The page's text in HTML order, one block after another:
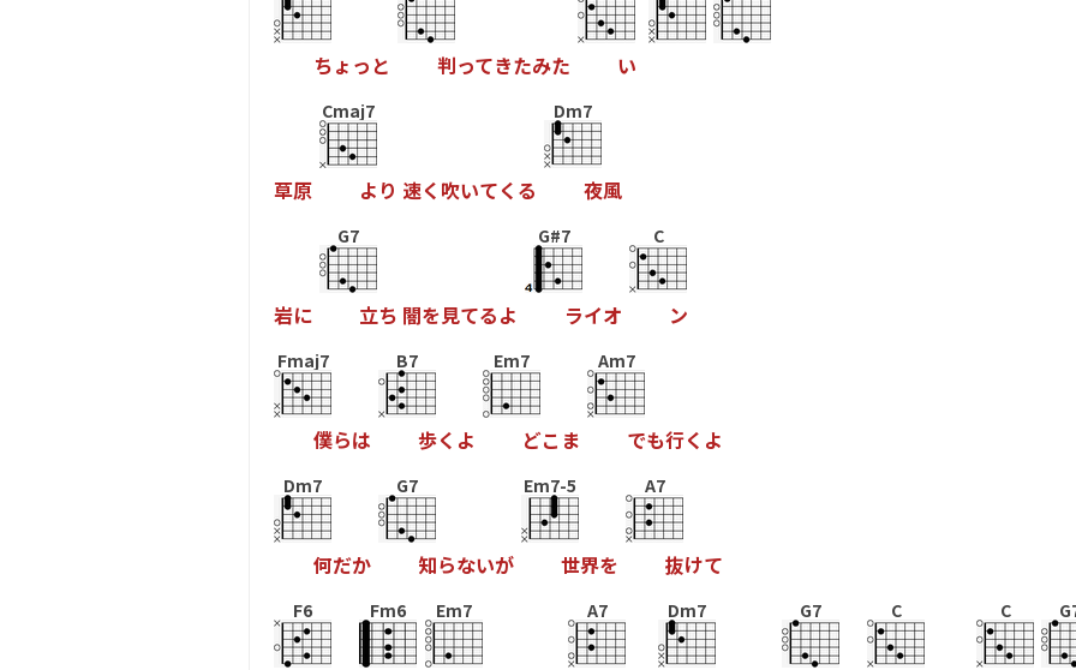
ちょ っ と 判ってきたみた い
草原
Cmaj7
よ り 速く 吹いてく る
Dm7
夜風
岩に
G7
立ち 闇を見てるよ
G#7
ライオ
C
ン
Fmaj7
僕らは
B7
歩く よ
Em7
どこ ま
Am7
でも行く よ
Dm7
何だか
G7
知らないが
Em7-5
世界を
A7
抜けて
F6 Fm6 Em7 A7 Dm7 G7 C C